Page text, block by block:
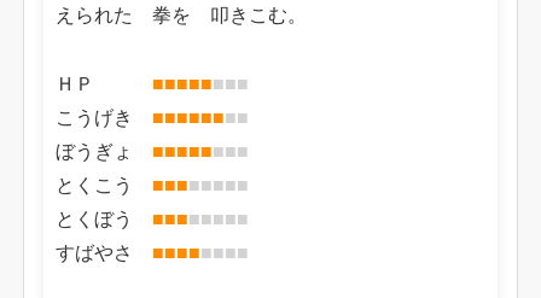
えられた 拳を 叩きこむ。
ＨＰ ■■■■■■■■
こうげき ■■■■■■■■
ぼうぎょ ■■■■■■■■
とくこう ■■■■■■■■
とくぼう ■■■■■■■■
すばやさ ■■■■■■■■